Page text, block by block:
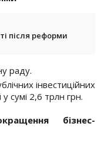
після реформи
раду.
інвестиційних
сумі 2,6 трлн грн.
бізнес-